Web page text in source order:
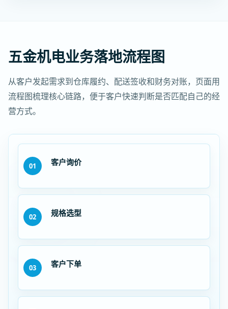
五金机电业务落地流程图
从客户发起需求到仓库履约、配送签收和财务对账，页面用
流程图梳理核心链路，便于客户快速判断是否匹配自己的经
营方式。
01 客户询价
02 规格选型
03 客户下单